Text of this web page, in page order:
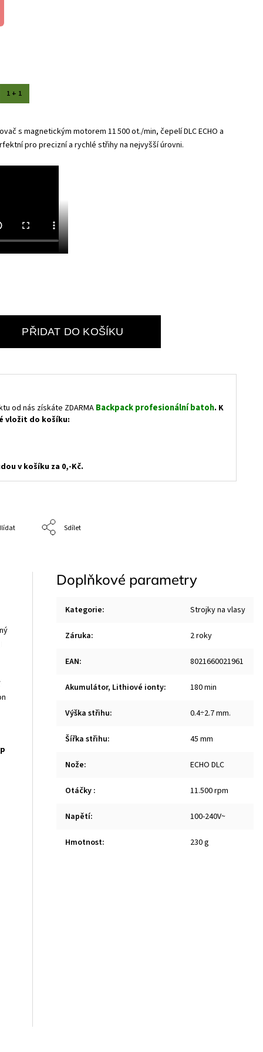
1 + 1
s magnetickým motorem 11 500 ot./min, čepelí DLC ECHO a
pro precizní a rychlé střihy na nejvyšší úrovni.
PŘIDAT DO KOŠÍKU
od nás získáte ZDARMABackpack profesionální batoh. K
vložit do košíku:
v košíku za 0,-Kč.
Sdílet
Doplňkové parametry
Kategorie: Strojky na vlasy
Záruka: 2 roky
EAN: 8021660021961
Akumulátor, Lithiové ionty: 180 min
Výška střihu: 0.4÷2.7 mm.
Šířka střihu: 45 mm
Nože: ECHO DLC
Otáčky : 11.500 rpm
Napětí: 100-240V~
Hmotnost: 230 g